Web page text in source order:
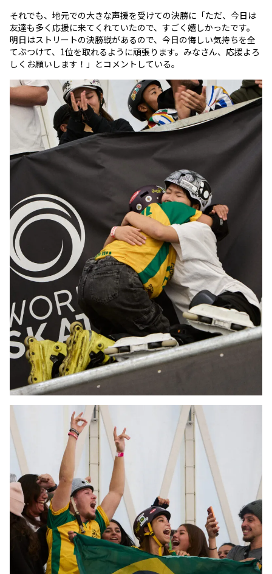
それでも、地元での大きな声援を受けての決勝に「ただ、今日は
友達も多く応援に来てくれていたので、すごく嬉しかったです。
明日はストリートの決勝戦があるので、今日の悔しい気持ちを全
てぶつけて、1位を取れるように頑張ります。みなさん、応援よろ
しくお願いします！」とコメントしている。